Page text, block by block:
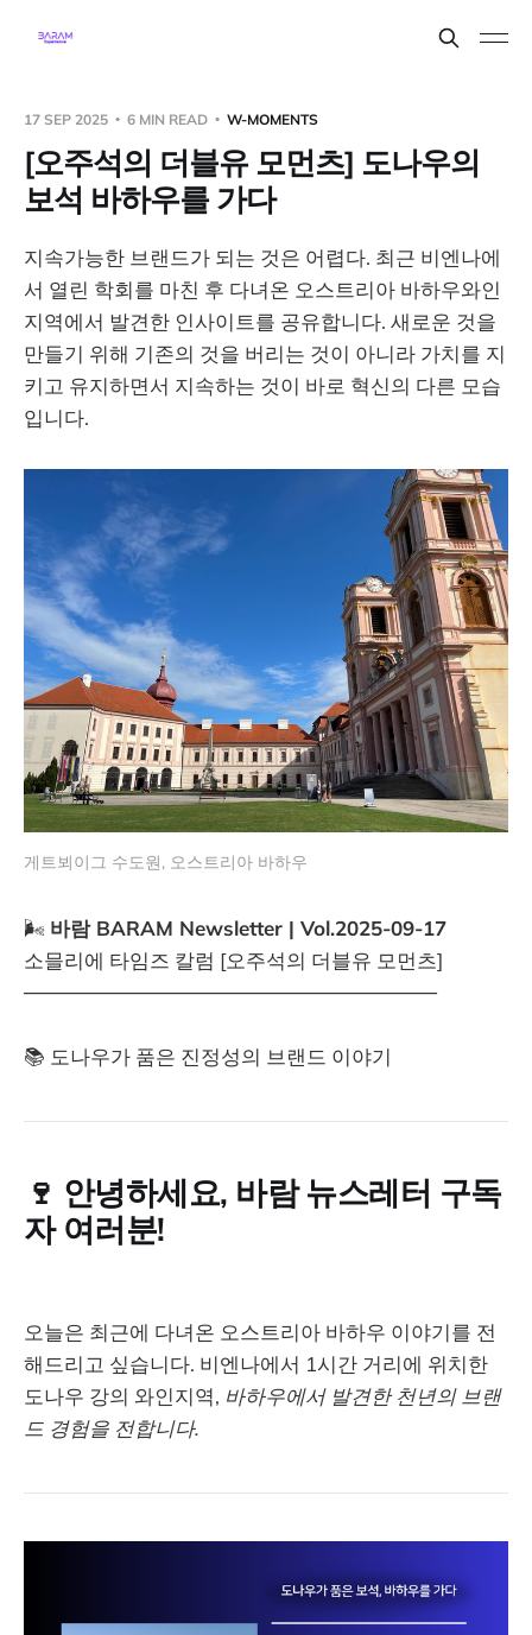
17 SEP 2025 6 MIN READ W-MOMENTS
[오주석의 더블유 모먼츠] 도나우의
보석 바하우를 가다
지속가능한 브랜드가 되는 것은 어렵다. 최근 비엔나에
서 열린 학회를 마친 후 다녀온 오스트리아 바하우와인
지역에서 발견한 인사이트를 공유합니다. 새로운 것을
만들기 위해 기존의 것을 버리는 것이 아니라 가치를 지
키고 유지하면서 지속하는 것이 바로 혁신의 다른 모습
입니다.
게트뵈이그 수도원, 오스트리아 바하우
🌬️ 바람 BARAM Newsletter | Vol.2025-09-17
소믈리에 타임즈 칼럼 [오주석의 더블유 모먼츠]
─────────────────────────────
📚 도나우가 품은 진정성의 브랜드 이야기
🍷 안녕하세요, 바람 뉴스레터 구독
자 여러분!
오늘은 최근에 다녀온 오스트리아 바하우 이야기를 전
해드리고 싶습니다. 비엔나에서 1시간 거리에 위치한
도나우 강의 와인지역, 바하우에서 발견한 천년의 브랜
드 경험을 전합니다.